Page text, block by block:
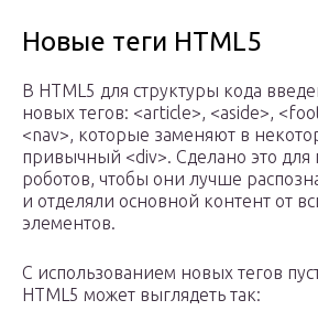
Новые теги HTML5
В HTML5 для структуры кода
новых тегов: <article>, <aside>,
<nav>, которые заменяют в
привычный <div>. Сделано это для
роботов, чтобы они лучше
и отделяли основной контент от
элементов.
С использованием новых тегов
HTML5 может выглядеть так: